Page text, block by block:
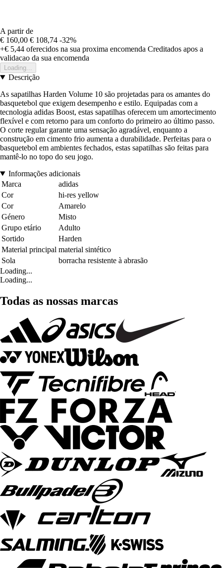
A partir de
€ 160,00 € 108,74 -32%
+€ 5,44 oferecidos na sua proxima encomenda Creditados apos a
validacao da sua encomenda
Loading...
Descrição
As sapatilhas Harden Volume 10 são projetadas para os amantes do
basquetebol que exigem desempenho e estilo. Equipadas com a
tecnologia adidas Boost, estas sapatilhas oferecem um amortecimento
flexível e com retorno para um conforto do primeiro ao último passo.
O corte regular garante uma sensação agradável, enquanto a
construção em cimento frio aumenta a durabilidade. Perfeitas para o
basquetebol em ambientes fechados, estas sapatilhas são feitas para
mantê-lo no topo do seu jogo.
Informações adicionais
Marca
adidas
Cor
hi-res yellow
Cor
Amarelo
Género
Misto
Grupo etário
Adulto
Sortido
Harden
Material principal material sintético
Sola
borracha resistente à abrasão
Loading...
Loading...
Todas as nossas marcas